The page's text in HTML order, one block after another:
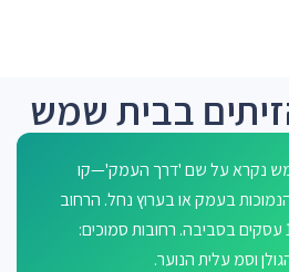
בבית שמש
נקרא על שם 'דרך העמק'—קו
בעמק או בערוץ נחל. הרחוב
ממוקם באיזור עם כ-1,775 עסקים בסביבה. רחובות סמוכים:
וסמ עלית הנוער.